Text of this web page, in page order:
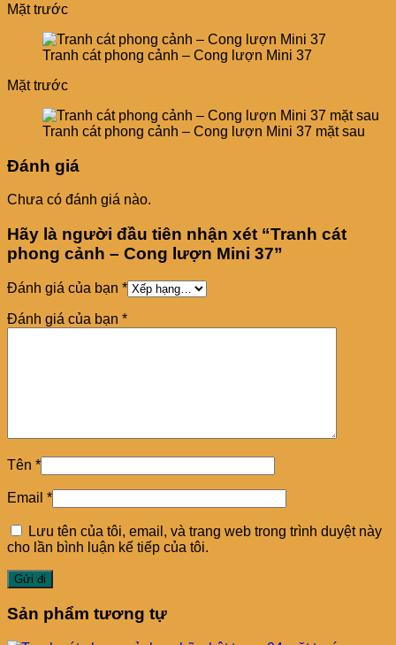
Mặt trước
Tranh cát phong cảnh – Cong lượn Mini 37
Mặt trước
Tranh cát phong cảnh – Cong lượn Mini 37 mặt sau
Đánh giá
Chưa có đánh giá nào.
Hãy là người đầu tiên nhận xét “Tranh cát
phong cảnh – Cong lượn Mini 37”
Đánh giá của bạn *
Đánh giá của bạn *
Tên *
Email *
Lưu tên của tôi, email, và trang web trong trình duyệt này
cho lần bình luận kế tiếp của tôi.
Sản phẩm tương tự